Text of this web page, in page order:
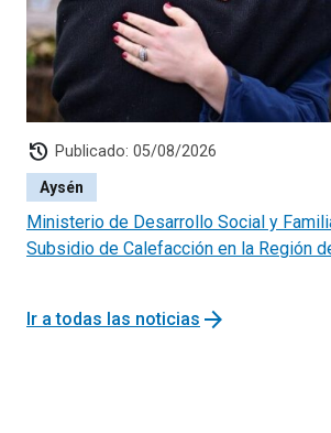
history Publicado: 05/08/2026
Aysén
Ministerio de Desarrollo Social y
Subsidio de Calefacción en la Región
Ir a todas las noticias arrow_forward